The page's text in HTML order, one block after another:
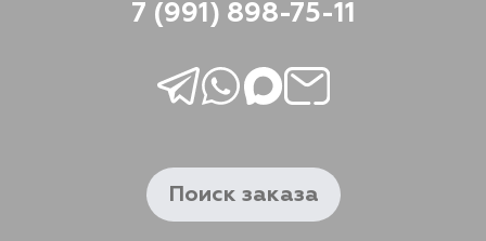
7 (991) 898-75-11
Поиск заказа